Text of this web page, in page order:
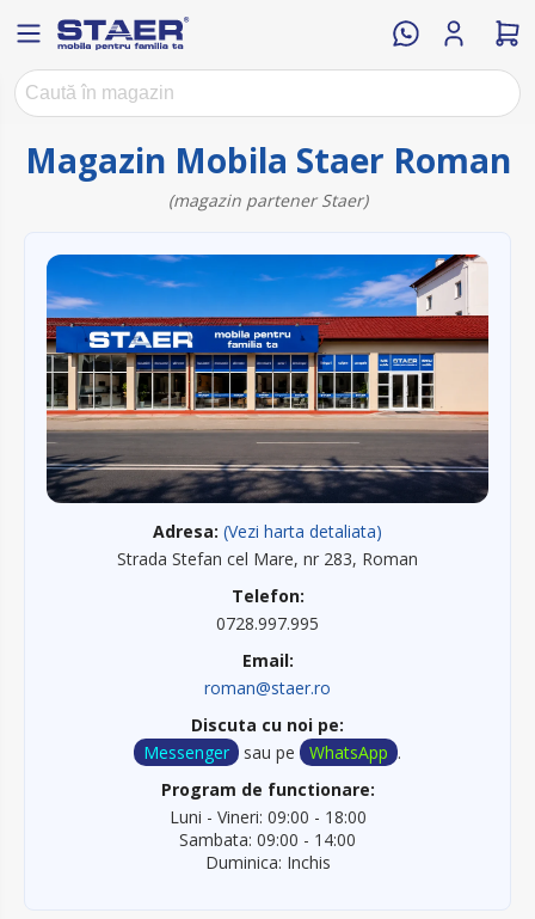
Magazin Mobila Staer Roman
(magazin partener Staer)
Adresa: (Vezi harta detaliata)
Strada Stefan cel Mare, nr 283, Roman
Telefon:
0728.997.995
Email:
roman@staer.ro
Discuta cu noi pe:
Messenger
sau pe WhatsApp .
Program de functionare:
Luni - Vineri: 09:00 - 18:00
Sambata: 09:00 - 14:00
Duminica: Inchis